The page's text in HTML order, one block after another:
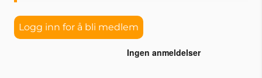
Logg inn for å bli medlem